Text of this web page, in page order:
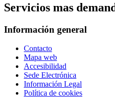
Servicios mas
Información general
Contacto
Mapa web
Accesibilidad
Sede Electrónica
Información Legal
Política de cookies